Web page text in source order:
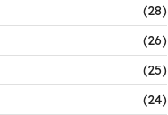
(28)
(26)
(25)
(24)